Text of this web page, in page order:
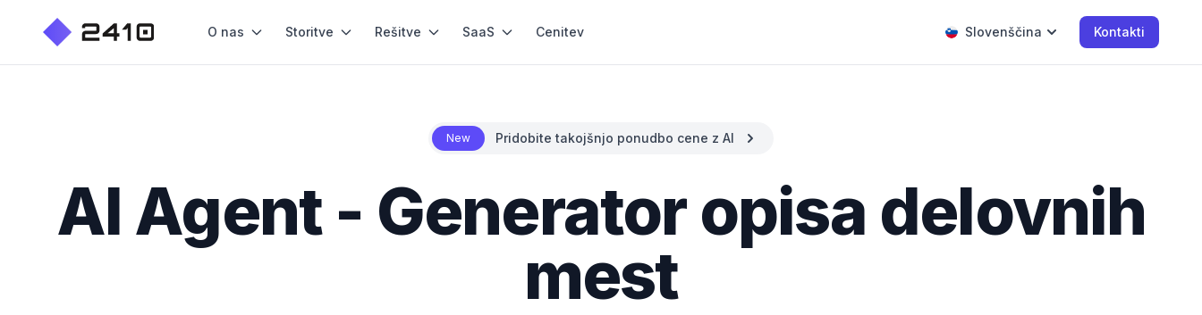
O nas Storitve Rešitve SaaS Cenitev Slovenščina Kontakti
New Pridobite takojšnjo ponudbo cene z AI
AI Agent - Generator opisa delovnih
mest